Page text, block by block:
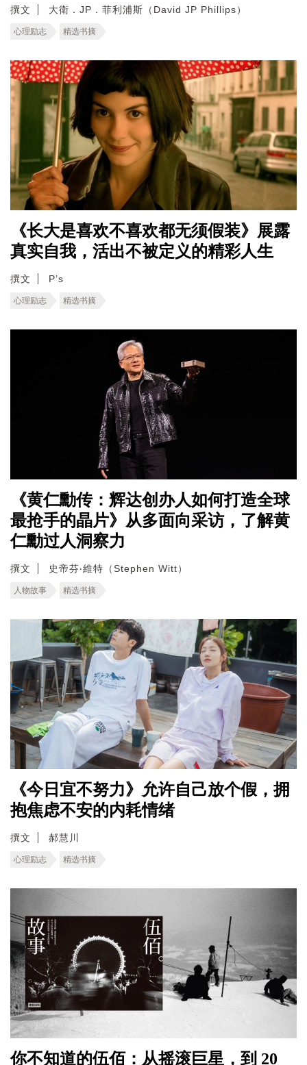
撰文 大衛．JP．菲利浦斯（David JP Phillips）
心理励志 精选书摘
《长大是喜欢不喜欢都无须假装》展露
真实自我，活出不被定义的精彩人生
撰文 P’s
心理励志 精选书摘
《黄仁勳传：辉达创办人如何打造全球
最抢手的晶片》从多面向采访，了解黄
仁勳过人洞察力
撰文 史帝芬‧維特（Stephen Witt）
人物故事 精选书摘
《今日宜不努力》允许自己放个假，拥
抱焦虑不安的内耗情绪
撰文 郝慧川
心理励志 精选书摘
你不知道的伍佰：从摇滚巨星，到 20